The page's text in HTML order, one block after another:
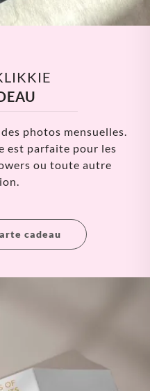
photos mensuelles.
est parfaite pour les
ou toute autre
cadeau